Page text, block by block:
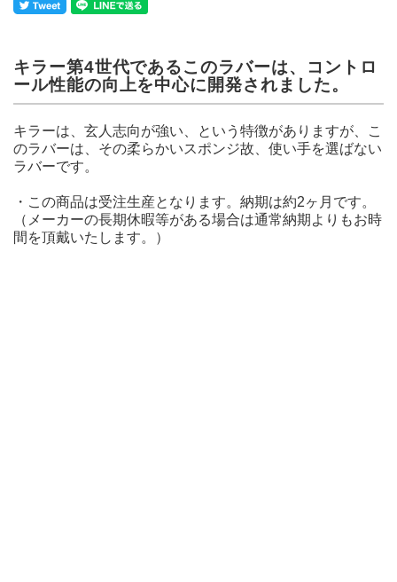
キラー第4世代であるこのラバーは、コントロ
ール性能の向上を中心に開発されました。
キラーは、玄人志向が強い、という特徴がありますが、こ
のラバーは、その柔らかいスポンジ故、使い手を選ばない
ラバーです。
・この商品は受注生産となります。納期は約2ヶ月です。
（メーカーの長期休暇等がある場合は通常納期よりもお時
間を頂戴いたします。）